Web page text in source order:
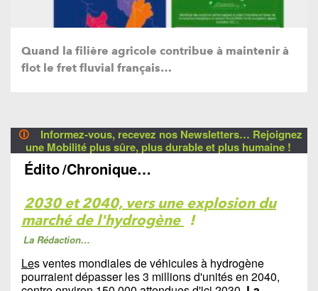
Quand la filière agricole contribue à maintenir à
flot le fret fluvial français…
🛈
Informez-vous, recevez nos Newsletters… Rejoignez
une Mobilité plus sûre, plus durable et plus humaine !
Édito/Chronique…
2030 et 2040, vers une explosion du
marché de l'hydrogène !
La Rédaction…
Les ventes mondiales de véhicules à hydrogène
pourraient dépasser les 3 millions d'unités en 2040,